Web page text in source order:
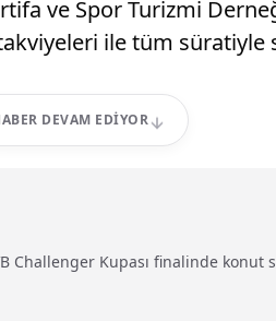
ve Spor Turizmi
ile tüm süratiyle
DEVAM EDIYOR
Challenger Kupası finalinde konut